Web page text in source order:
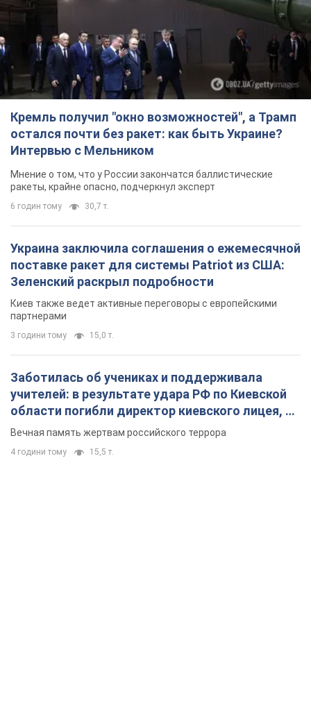
Кремль получил "окно возможностей", а Трамп
остался почти без ракет: как быть Украине?
Интервью с Мельником
Мнение о том, что у России закончатся баллистические
ракеты, крайне опасно, подчеркнул эксперт
6 годин тому 30,7 т.
Украина заключила соглашения о ежемесячной
поставке ракет для системы Patriot из США:
Зеленский раскрыл подробности
Киев также ведет активные переговоры с европейскими
партнерами
3 години тому 15,0 т.
Заботилась об учениках и поддерживала
учителей: в результате удара РФ по Киевской
области погибли директор киевского лицея, её
муж и внук
Вечная память жертвам российского террора
4 години тому 15,5 т.